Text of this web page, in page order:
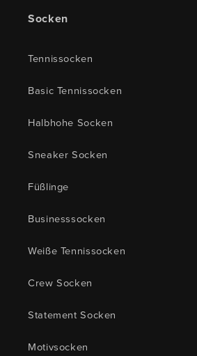
Socken
Tennissocken
Basic Tennissocken
Halbhohe Socken
Sneaker Socken
Füßlinge
Businesssocken
Weiße Tennissocken
Crew Socken
Statement Socken
Motivsocken